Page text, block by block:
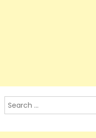
Search
for: